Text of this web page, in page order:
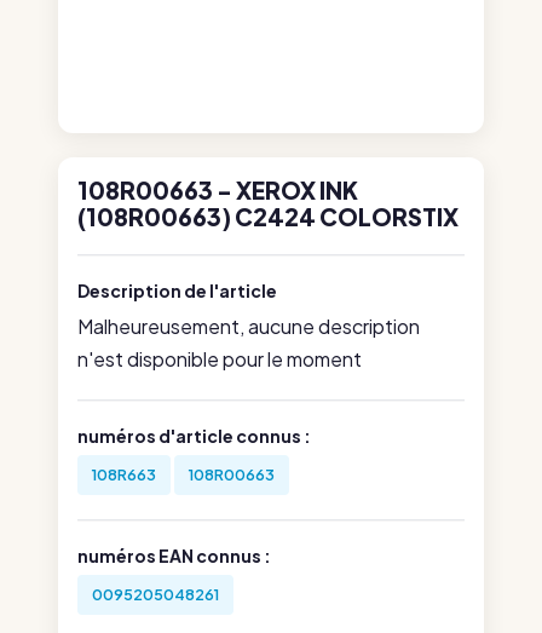
108R00663 - XEROX INK
(108R00663) C2424 COLORSTIX
Description de l'article
Malheureusement, aucune description
n'est disponible pour le moment
numéros d'article connus :
108R663 108R00663
numéros EAN connus :
0095205048261